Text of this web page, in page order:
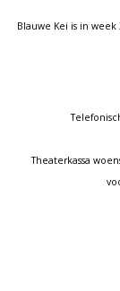
Blauwe Kei is in
Theaterkassa